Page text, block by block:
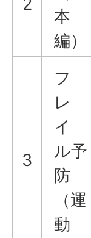
本
編）
2
3
フ
レ
イ
ル予
防
（運
動